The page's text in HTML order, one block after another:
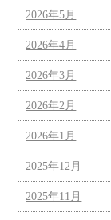
2026年5月
2026年4月
2026年3月
2026年2月
2026年1月
2025年12月
2025年11月